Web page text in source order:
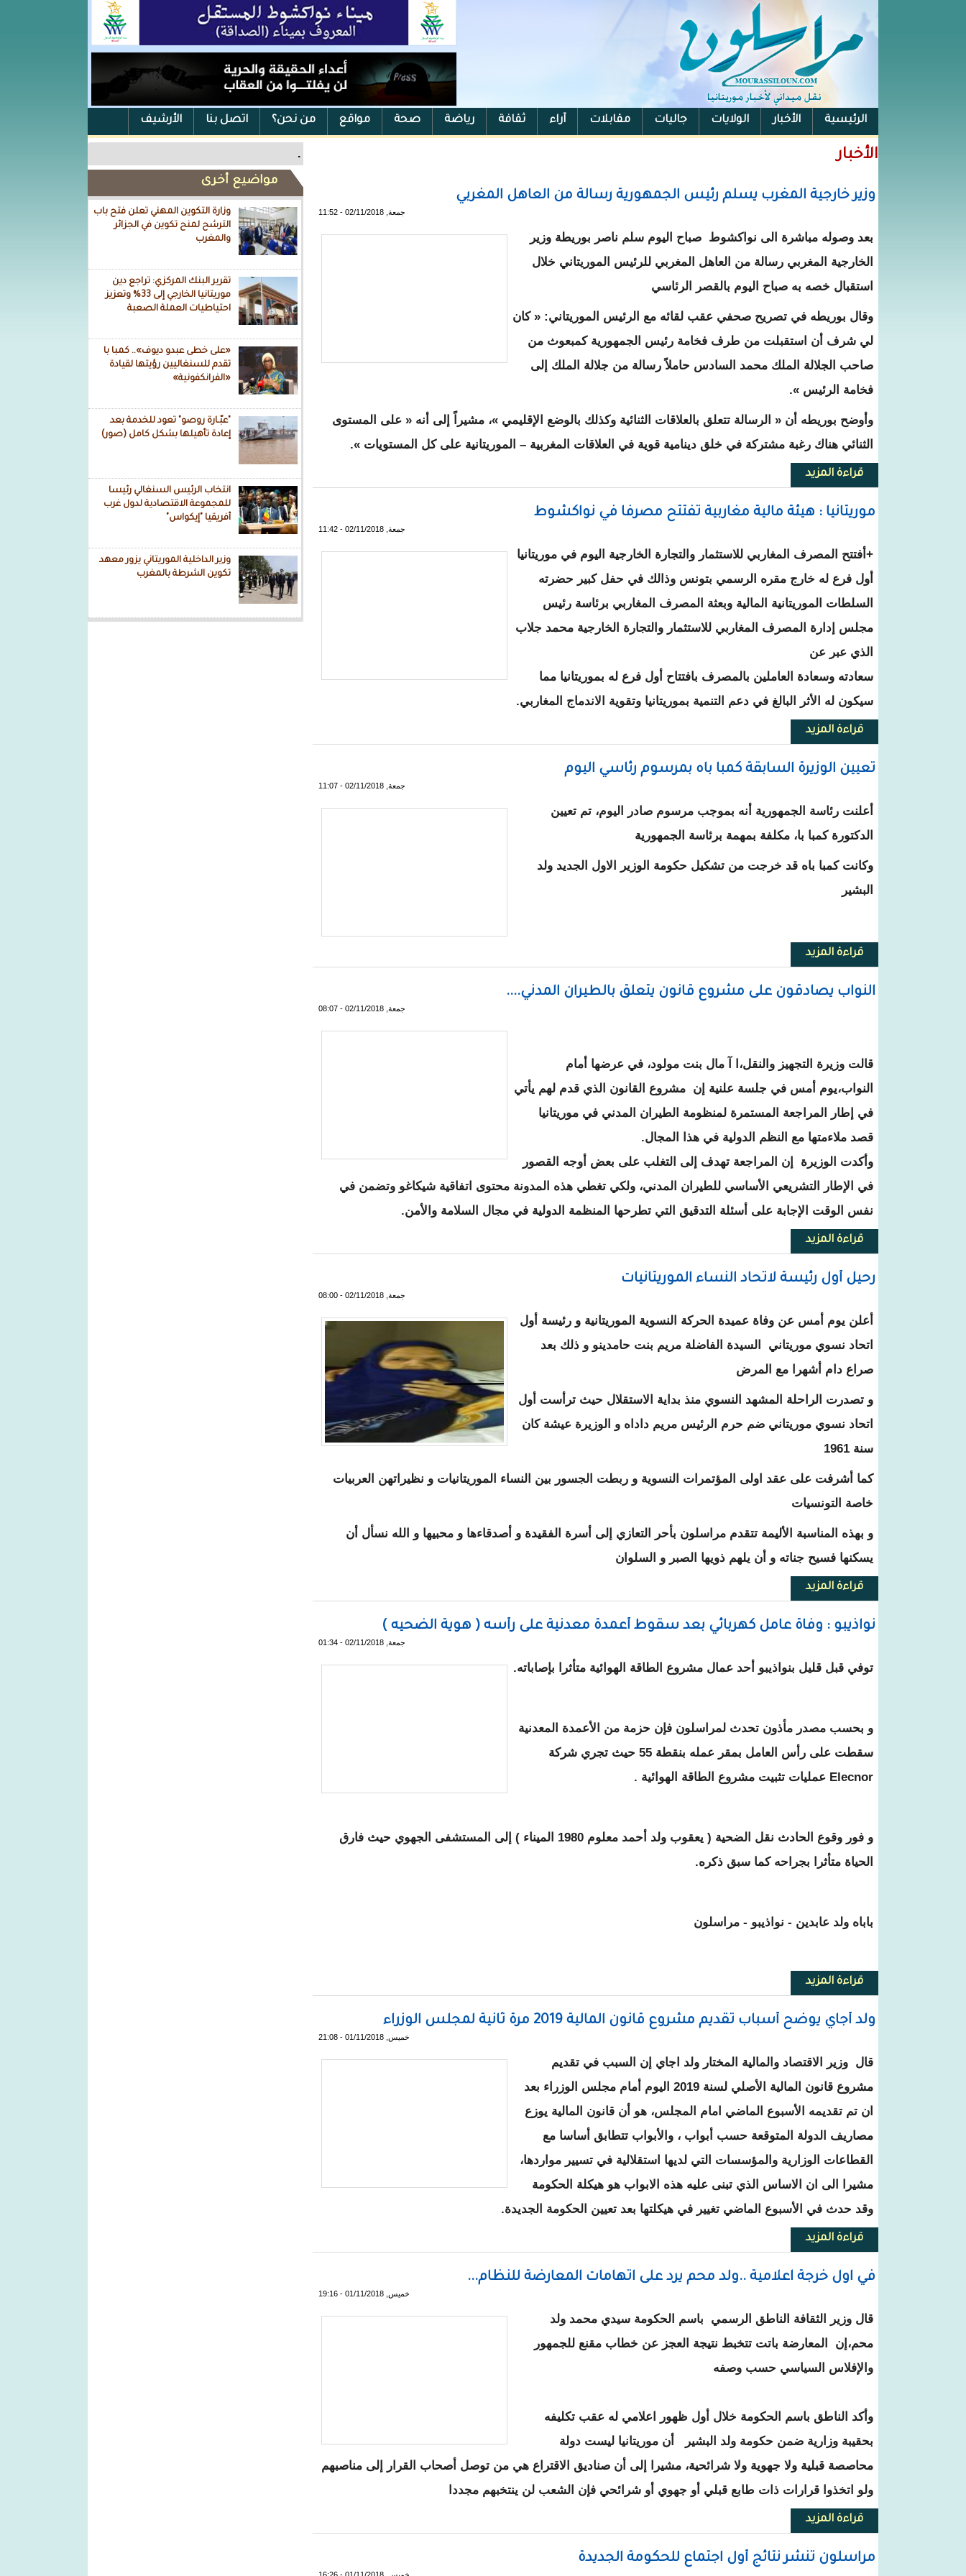
الرئيسية الأخبار الولايات جاليات مقابلات آراء ثقافة رياضة صحة مواقع من نحن؟ اتصل بنا الأرشيف
الفيس بوك .
مواضيع أخرى
وزارة التكوين المهني تعلن فتح باب
الترشح لمنح تكوين في الجزائر
والمغرب
تقرير البنك المركزي: تراجع دين
موريتانيا الخارجي إلى 33% وتعزيز
احتياطيات العملة الصعبة
«على خطى عبدو ديوف».. كمبا با
تقدم للسنغاليين رؤيتها لقيادة
«الفرانكفونية»
"عبّـارة روصو" تعود للخدمة بعد
إعادة تأهيلها بشكل كامل (صور)
انتخاب الرئيس السنغالي رئيسا
للمجموعة الاقتصادية لدول غرب
أفريقيا "إيكواس"
وزير الداخلية الموريتاني يزور معهد
تكوين الشرطة بالمغرب
الأخبار
وزير خارجية المغرب يسلم رئيس الجمهورية رسالة من العاهل المغربي
جمعة, 02/11/2018 - 11:52
بعد وصوله مباشرة الى نواكشوط صباح اليوم سلم ناصر بوريطة وزير
الخارجية المغربي رسالة من العاهل المغربي للرئيس الموريتاني خلال
استقبال خصه به صباح اليوم بالقصر الرئاسي
وقال بوريطه في تصريح صحفي عقب لقائه مع الرئيس الموريتاني: « كان
لي شرف أن استقبلت من طرف فخامة رئيس الجمهورية كمبعوث من
صاحب الجلالة الملك محمد السادس حاملاً رسالة من جلالة الملك إلى
فخامة الرئيس ».
وأوضح بوريطه أن « الرسالة تتعلق بالعلاقات الثنائية وكذلك بالوضع الإقليمي »، مشيراً إلى أنه « على المستوى
الثنائي هناك رغبة مشتركة في خلق دينامية قوية في العلاقات المغربية – الموريتانية على كل المستويات ».
قراءة المزيدحول وزير خارجية المغرب يسلم رئيس الجمهورية رسالة من العاهل المغربي
موريتانيا : هيئة مالية مغاربية تفتتح مصرفا في نواكشوط
جمعة, 02/11/2018 - 11:42
+ أفتتح المصرف المغاربي للاستثمار والتجارة الخارجية اليوم في موريتانيا
أول فرع له خارج مقره الرسمي بتونس وذالك في حفل كبير حضرته
السلطات الموريتانية المالية وبعثة المصرف المغاربي برئاسة رئيس
مجلس إدارة المصرف المغاربي للاستثمار والتجارة الخارجية محمد جلاب
الذي عبر عن
سعادته وسعادة العاملين بالمصرف بافتتاح أول فرع له بموريتانيا مما
سيكون له الأثر البالغ في دعم التنمية بموريتانيا وتقوية الاندماج المغاربي.
قراءة المزيدحول موريتانيا : هيئة مالية مغاربية تفتتح مصرفا في نواكشوط
تعيين الوزيرة السابقة كمبا باه بمرسوم رئاسي اليوم
جمعة, 02/11/2018 - 11:07
أعلنت رئاسة الجمهورية أنه بموجب مرسوم صادر اليوم، تم تعيين
الدكتورة كمبا با، مكلفة بمهمة برئاسة الجمهورية
وكانت كمبا باه قد خرجت من تشكيل حكومة الوزير الاول الجديد ولد
البشير
قراءة المزيدحول تعيين الوزيرة السابقة كمبا باه بمرسوم رئاسي اليوم
النواب يصادقون على مشروع قانون يتعلق بالطيران المدني....
جمعة, 02/11/2018 - 08:07
قالت وزيرة التجهيز والنقل،ا آ مال بنت مولود، في عرضها أمام
النواب،يوم أمس في جلسة علنية إن مشروع القانون الذي قدم لهم يأتي
في إطار المراجعة المستمرة لمنظومة الطيران المدني في موريتانيا
قصد ملاءمتها مع النظم الدولية في هذا المجال.
وأكدت الوزيرة إن المراجعة تهدف إلى التغلب على بعض أوجه القصور
في الإطار التشريعي الأساسي للطيران المدني، ولكي تغطي هذه المدونة محتوى اتفاقية شيكاغو وتضمن في
نفس الوقت الإجابة على أسئلة التدقيق التي تطرحها المنظمة الدولية في مجال السلامة والأمن.
قراءة المزيدحول النواب يصادقون على مشروع قانون يتعلق بالطيران المدني....
رحيل أول رئيسة لاتحاد النساء الموريتانيات
جمعة, 02/11/2018 - 08:00
أعلن يوم أمس عن وفاة عميدة الحركة النسوية الموريتانية و رئيسة أول
اتحاد نسوي موريتاني السيدة الفاضلة مريم بنت حامدينو و ذلك بعد
صراع دام أشهرا مع المرض
و تصدرت الراحلة المشهد النسوي منذ بداية الاستقلال حيث ترأست أول
اتحاد نسوي موريتاني ضم حرم الرئيس مريم داداه و الوزيرة عيشة كان
سنة 1961
كما أشرفت على عقد اولى المؤتمرات النسوية و ربطت الجسور بين النساء الموريتانيات و نظيراتهن العربيات
خاصة التونسيات
و بهذه المناسبة الأليمة تتقدم مراسلون بأحر التعازي إلى أسرة الفقيدة و أصدقاءها و محبيها و الله نسأل أن
يسكنها فسيح جناته و أن يلهم ذويها الصبر و السلوان
قراءة المزيدحول رحيل أول رئيسة لاتحاد النساء الموريتانيات
نواذيبو : وفاة عامل كهربائي بعد سقوط أعمدة معدنية على رأسه ( هوية الضحيه )
جمعة, 02/11/2018 - 01:34
توفي قبل قليل بنواذيبو أحد عمال مشروع الطاقة الهوائية متأثرا بإصاباته.
و بحسب مصدر مأذون تحدث لمراسلون فإن حزمة من الأعمدة المعدنية
سقطت على رأس العامل بمقر عمله بنقطة 55 حيث تجري شركة
Elecnor عمليات تثبيت مشروع الطاقة الهوائية .
و فور وقوع الحادث نقل الضحية ( يعقوب ولد أحمد معلوم 1980 الميناء ) إلى المستشفى الجهوي حيث فارق
الحياة متأثرا بجراحه كما سبق ذكره.
باباه ولد عابدين - نواذيبو - مراسلون
قراءة المزيدحول نواذيبو : وفاة عامل كهربائي بعد سقوط أعمدة معدنية على رأسه ( هوية الضحيه )
ولد أجاي يوضح أسباب تقديم مشروع قانون المالية 2019 مرة ثانية لمجلس الوزراء
خميس, 01/11/2018 - 21:08
قال وزير الاقتصاد والمالية المختار ولد اجاي إن السبب في تقديم
مشروع قانون المالية الأصلي لسنة 2019 اليوم أمام مجلس الوزراء بعد
ان تم تقديمه الأسبوع الماضي امام المجلس، هو أن قانون المالية يوزع
مصاريف الدولة المتوقعة حسب أبواب ، والأبواب تتطابق أساسا مع
القطاعات الوزارية والمؤسسات التي لديها استقلالية في تسيير مواردها،
مشيرا الى ان الاساس الذي تبنى عليه هذه الابواب هو هيكلة الحكومة
وقد حدث في الأسبوع الماضي تغيير في هيكلتها بعد تعيين الحكومة الجديدة.
قراءة المزيدحول ولد أجاي يوضح أسباب تقديم مشروع قانون المالية 2019 مرة ثانية لمجلس الوزراء
في اول خرجة اعلامية ..ولد محم يرد على اتهامات المعارضة للنظام...
خميس, 01/11/2018 - 19:16
قال وزير الثقافة الناطق الرسمي باسم الحكومة سيدي محمد ولد
محم،إن المعارضة باتت تتخبط نتيجة العجز عن خطاب مقنع للجمهور
والإفلاس السياسي حسب وصفه
وأكد الناطق باسم الحكومة خلال أول ظهور اعلامي له عقب تكليفه
بحقيبة وزارية ضمن حكومة ولد البشير أن موريتانيا ليست دولة
محاصصة قبلية ولا جهوية ولا شرائحية، مشيرا إلى أن صناديق الاقتراع هي من توصل أصحاب القرار إلى مناصبهم
ولو اتخذوا قرارات ذات طابع قبلي أو جهوي أو شرائحي فإن الشعب لن ينتخبهم مجددا
قراءة المزيدحول في اول خرجة اعلامية ..ولد محم يرد على اتهامات المعارضة للنظام...
مراسلون تنشر نتائج أول اجتماع للحكومة الجديدة